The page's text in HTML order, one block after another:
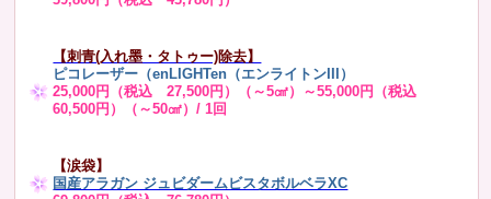
【刺青(入れ墨・タトゥー)除去】
ピコレーザー（enLIGHTen（エンライトンIII）
25,000円（税込 27,500円）（～5㎠）～55,000円（税込
60,500円）（～50㎠）/ 1回
【涙袋】
国産アラガン ジュビダームビスタボルベラXC